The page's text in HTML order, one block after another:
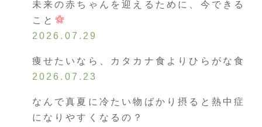
未来の赤ちゃんを迎えるために、今できる
こと
2026.07.29
痩せたいなら、カタカナ食よりひらがな食
2026.07.23
なんで真夏に冷たい物ばかり摂ると熱中症
になりやすくなるの？